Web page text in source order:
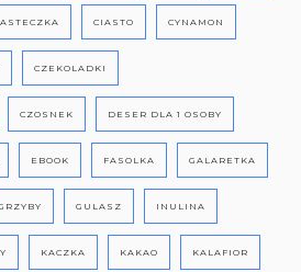
CIASTO CYNAMON
CZEKOLADKI
CZOSNEK DESER DLA 1 OSOBY
EBOOK FASOLKA GALARETKA
GULASZ INULINA
KACZKA KAKAO KALAFIOR